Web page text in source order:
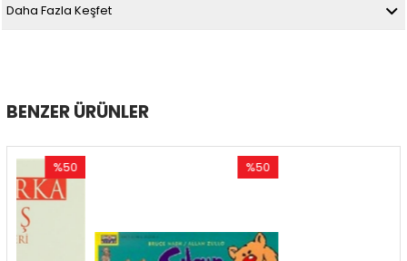
Daha Fazla Keşfet
BENZER ÜRÜNLER